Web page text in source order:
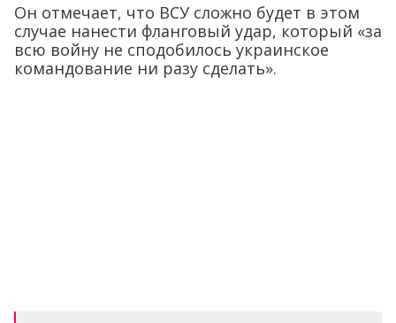
Он отмечает, что ВСУ сложно будет в этом
случае нанести фланговый удар, который «за
всю войну не сподобилось украинское
командование ни разу сделать».